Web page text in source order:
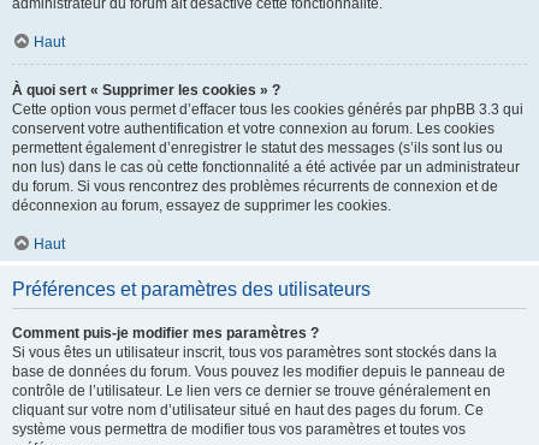
administrateur du forum ait désactivé cette fonctionnalité.
Haut
À quoi sert « Supprimer les cookies » ?
Cette option vous permet d’effacer tous les cookies générés par phpBB 3.3 qui
conservent votre authentification et votre connexion au forum. Les cookies
permettent également d’enregistrer le statut des messages (s’ils sont lus ou
non lus) dans le cas où cette fonctionnalité a été activée par un administrateur
du forum. Si vous rencontrez des problèmes récurrents de connexion et de
déconnexion au forum, essayez de supprimer les cookies.
Haut
Préférences et paramètres des utilisateurs
Comment puis-je modifier mes paramètres ?
Si vous êtes un utilisateur inscrit, tous vos paramètres sont stockés dans la
base de données du forum. Vous pouvez les modifier depuis le panneau de
contrôle de l’utilisateur. Le lien vers ce dernier se trouve généralement en
cliquant sur votre nom d’utilisateur situé en haut des pages du forum. Ce
système vous permettra de modifier tous vos paramètres et toutes vos